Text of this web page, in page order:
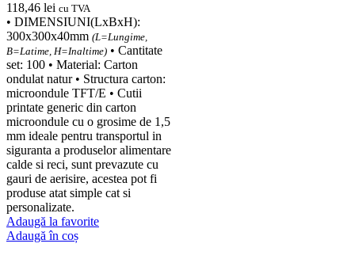
118,46 lei cu TVA
• DIMENSIUNI(LxBxH):
300x300x40mm (L=Lungime,
B=Latime, H=Inaltime) • Cantitate
set: 100 • Material: Carton
ondulat natur • Structura carton:
microondule TFT/E • Cutii
printate generic din carton
microondule cu o grosime de 1,5
mm ideale pentru transportul in
siguranta a produselor alimentare
calde si reci, sunt prevazute cu
gauri de aerisire, acestea pot fi
produse atat simple cat si
personalizate.
Adaugă la favorite
Adaugă în coș